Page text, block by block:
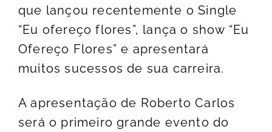
que lançou recentemente o Single
“Eu ofereço flores”, lança o show “Eu
Ofereço Flores” e apresentará
muitos sucessos de sua carreira.
A apresentação de Roberto Carlos
será o primeiro grande evento do